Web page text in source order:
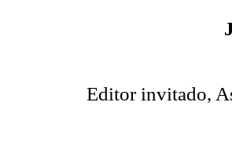
Editor invitado,